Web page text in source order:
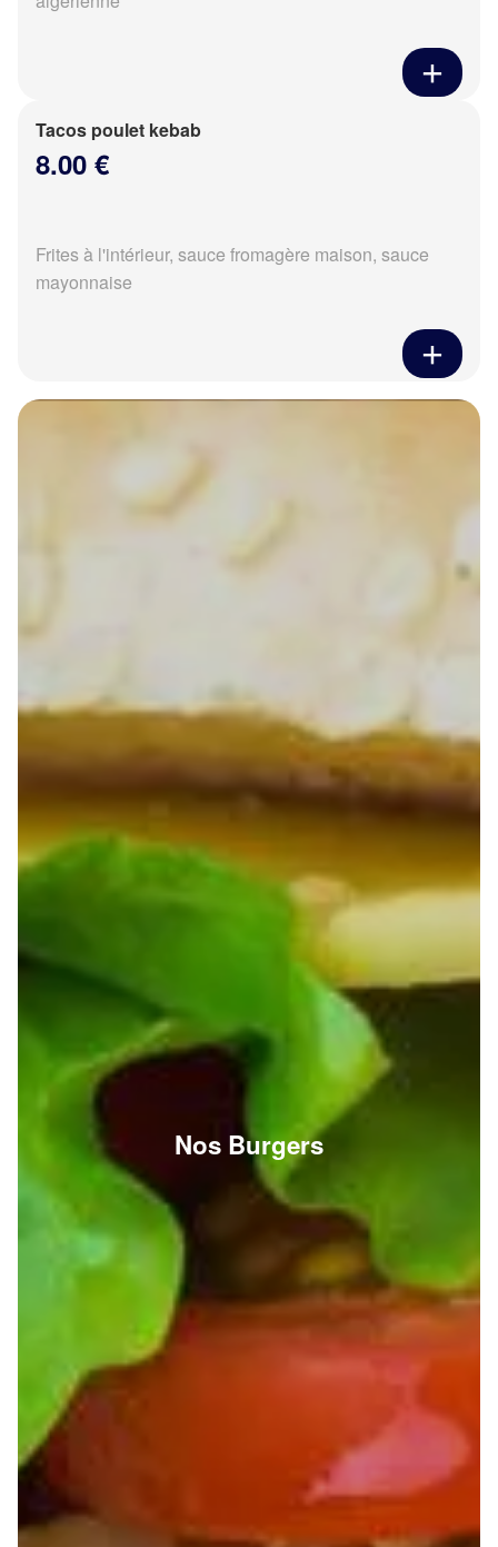
Tacos poulet kebab
8.00 €
Frites à l'intérieur, sauce fromagère maison, sauce
mayonnaise
Nos Burgers